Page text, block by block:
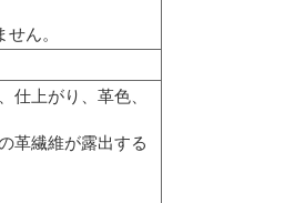
ん。
上がり、革色、
革繊維が露出する